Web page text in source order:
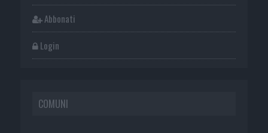
Abbonati
Login
COMUNI